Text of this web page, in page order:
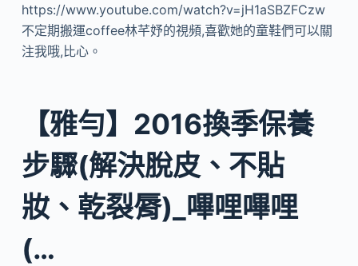
https://www.youtube.com/watch?v=jH1aSBZFCzw
不定期搬運coffee林芊妤的視頻,喜歡她的童鞋們可以關
注我哦,比心。
【雅勻】2016換季保養
步驟(解決脫皮、不貼
妝、乾裂脣)_嗶哩嗶哩
(…